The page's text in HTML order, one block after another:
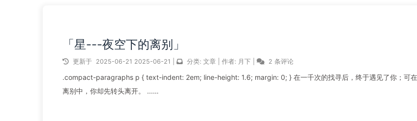
「星---夜空下的离别」
更新于 2025-06-21 2025-06-21 分类: 文章 作者: 月下 2 条评论
.compact-paragraphs p { text-indent: 2em; line-height: 1.6; margin: 0; } 在一千次的找寻后，终于遇见了你；可在一万次的
离别中，你却先转头离开。 ...